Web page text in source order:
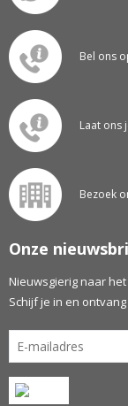
Bel ons
Laat ons
Bezoek
Onze
Nieuwsgierig naar
Schijf je in en